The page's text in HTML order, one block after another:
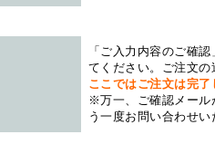
「ご入力内容のご確
てください。ご注文
ここではご注文は完
※万一、ご確認メール
う一度お問い合わせ